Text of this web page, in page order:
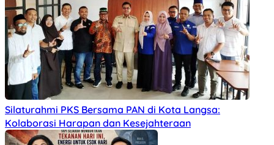
Silaturahmi PKS Bersama PAN di Kota Langsa:
Kolaborasi Harapan dan Kesejahteraan